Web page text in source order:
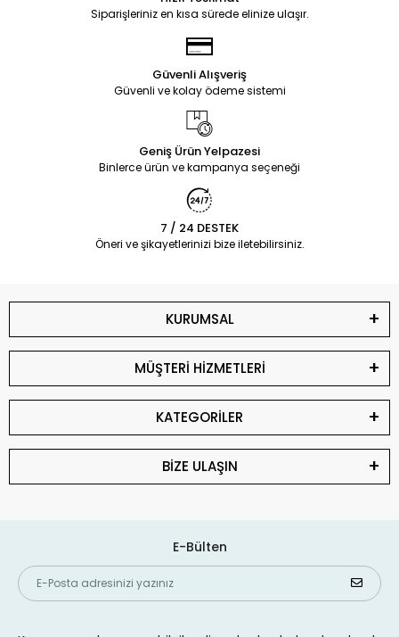
Siparişleriniz en kısa sürede elinize ulaşır.
Güvenli Alışveriş
Güvenli ve kolay ödeme sistemi
Geniş Ürün Yelpazesi
Binlerce ürün ve kampanya seçeneği
7 / 24 DESTEK
Öneri ve şikayetlerinizi bize iletebilirsiniz.
KURUMSAL
MÜŞTERİ HİZMETLERİ
KATEGORİLER
BİZE ULAŞIN
E-Bülten